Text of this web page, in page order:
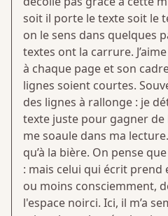
soit il porte le texte soit le
on le sens dans quelques
textes ont la carrure.
à chaque page et son
lignes soient courtes.
des lignes à rallonge : je
texte juste pour gagner de
me soaule dans ma
qu’à la bière. On pense
: mais celui qui écrit prend
ou moins consciemment,
l'espace noirci. Ici, il m’a